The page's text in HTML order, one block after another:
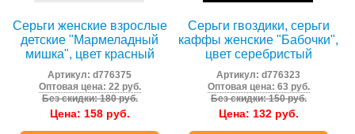
Серьги женские взрослые
детские "Мармеладный
мишка", цвет красный
Артикул:d776375
Оптовая цена: 22 руб.
Без скидки: 180 руб.
Цена: 158руб.
Серьги гвоздики, серьги
каффы женские "Бабочки",
цвет серебристый
Артикул:d776323
Оптовая цена: 63 руб.
Без скидки: 150 руб.
Цена: 132руб.